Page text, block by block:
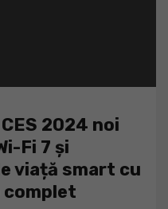
2024 noi
Fi 7 și
viață smart cu
complet